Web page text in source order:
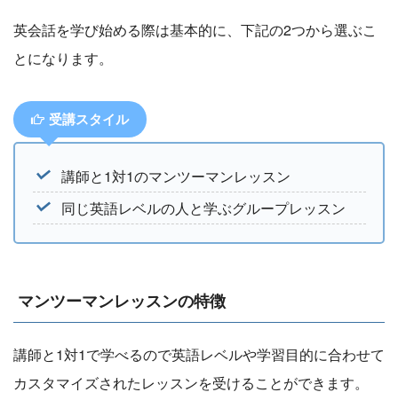
英会話を学び始める際は基本的に、下記の2つから選ぶこ
とになります。
受講スタイル
講師と1対1のマンツーマンレッスン
同じ英語レベルの人と学ぶグループレッスン
マンツーマンレッスンの特徴
講師と1対1で学べるので英語レベルや学習目的に合わせて
カスタマイズされたレッスンを受けることができます。